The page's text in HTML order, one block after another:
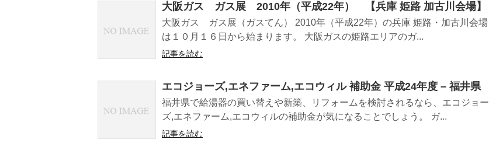
大阪ガス ガス展 2010年（平成22年） 【兵庫 姫路 加古川会場】
大阪ガス ガス展（ガスてん） 2010年（平成22年）の兵庫 姫路・加古川会場
は１０月１６日から始まります。 大阪ガスの姫路エリアのガ...
記事を読む
エコジョーズ,エネファーム,エコウィル 補助金 平成24年度 – 福井県
福井県で給湯器の買い替えや新築、リフォームを検討されるなら、エコジョー
ズ,エネファーム,エコウィルの補助金が気になることでしょう。 ガ...
記事を読む